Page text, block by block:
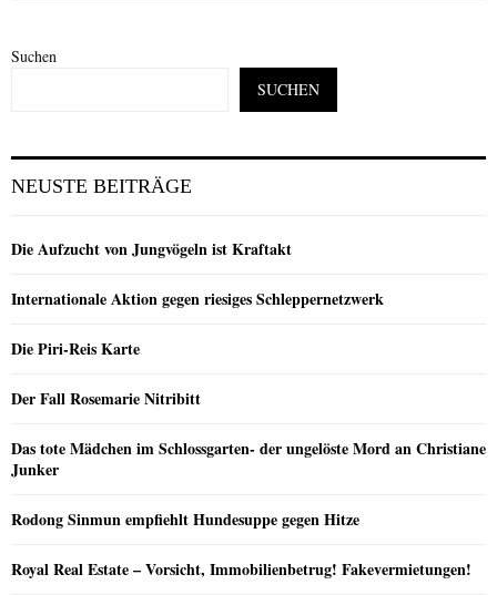
Suchen
SUCHEN
NEUSTE BEITRÄGE
Die Aufzucht von Jungvögeln ist Kraftakt
Internationale Aktion gegen riesiges Schleppernetzwerk
Die Piri-Reis Karte
Der Fall Rosemarie Nitribitt
Das tote Mädchen im Schlossgarten- der ungelöste Mord an Christiane
Junker
Rodong Sinmun empfiehlt Hundesuppe gegen Hitze
Royal Real Estate – Vorsicht, Immobilienbetrug! Fakevermietungen!